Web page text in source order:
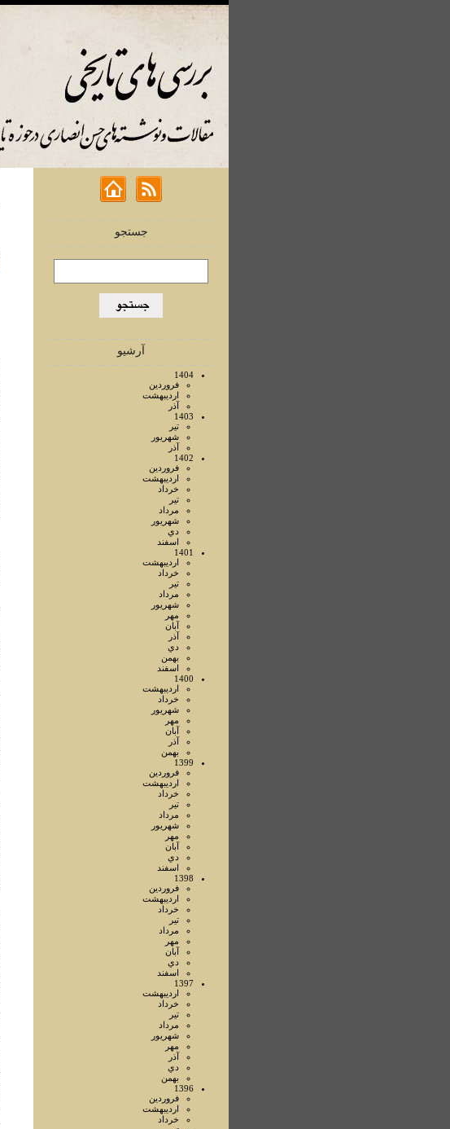
جستجو
آرشیو
1404
فروردين
ارديبهشت
آذر
1403
تير
شهريور
آذر
1402
فروردين
ارديبهشت
خرداد
تير
مرداد
شهريور
دي
اسفند
1401
ارديبهشت
خرداد
تير
مرداد
شهريور
مهر
آبان
آذر
دي
بهمن
اسفند
1400
ارديبهشت
خرداد
شهريور
مهر
آبان
آذر
بهمن
1399
فروردين
ارديبهشت
خرداد
تير
مرداد
شهريور
مهر
آبان
دي
اسفند
1398
فروردين
ارديبهشت
خرداد
تير
مرداد
مهر
آبان
دي
اسفند
1397
ارديبهشت
خرداد
تير
مرداد
شهريور
مهر
آذر
دي
بهمن
1396
فروردين
ارديبهشت
خرداد